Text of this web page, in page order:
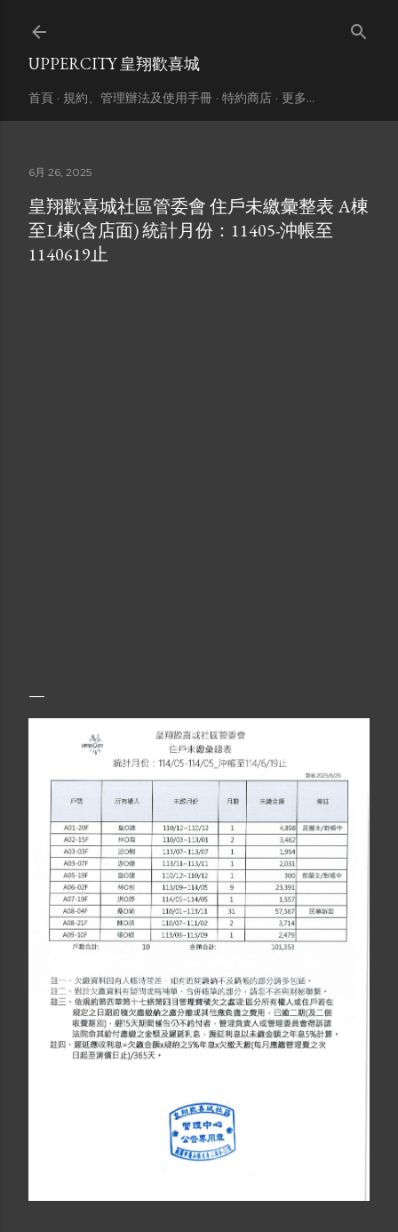
UPPERCITY 皇翔歡喜城
首頁 規約、管理辦法及使用手冊 特約商店 更多…
6月 26, 2025
皇翔歡喜城社區管委會 住戶未繳彙整表 A棟
至L棟(含店面) 統計月份：11405-沖帳至
1140619止